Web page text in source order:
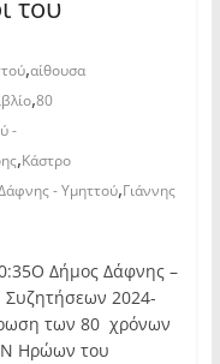
του
,αίθουσα
,80
-
,Κάστρο
- Υμηττού,Γιάννης
Δήμος Δάφνης –
Συζητήσεων 2024-
των 80 χρόνων
Ηρώων του